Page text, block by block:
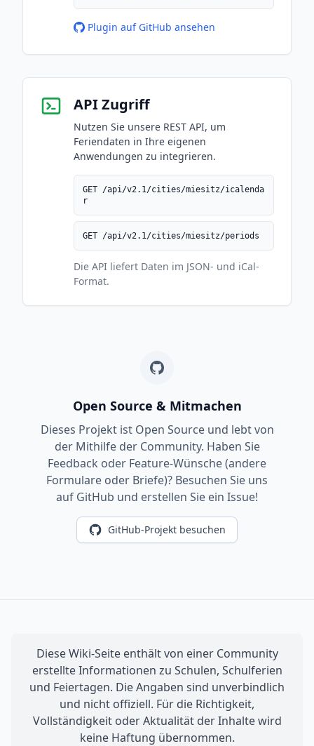
Plugin auf GitHub ansehen
API Zugriff
Nutzen Sie unsere REST API, um
Feriendaten in Ihre eigenen
Anwendungen zu integrieren.
GET /api/v2.1/cities/miesitz/icalenda
r
GET /api/v2.1/cities/miesitz/periods
Die API liefert Daten im JSON- und iCal-
Format.
Open Source & Mitmachen
Dieses Projekt ist Open Source und lebt von
der Mithilfe der Community. Haben Sie
Feedback oder Feature-Wünsche (andere
Formulare oder Briefe)? Besuchen Sie uns
auf GitHub und erstellen Sie ein Issue!
GitHub-Projekt besuchen
Diese Wiki-Seite enthält von einer Community
erstellte Informationen zu Schulen, Schulferien
und Feiertagen. Die Angaben sind unverbindlich
und nicht offiziell. Für die Richtigkeit,
Vollständigkeit oder Aktualität der Inhalte wird
keine Haftung übernommen.